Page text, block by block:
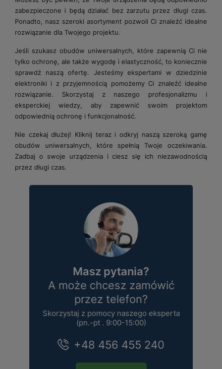
zabezpieczone i będą działać bez zarzutu przez długi czas.
Ponadto, nasz szeroki asortyment pozwoli Ci znaleźć idealne
rozwiązanie dla Twojego projektu.
Jeśli szukasz obudów uniwersalnych, które zapewnią Ci nie
tylko ochronę, ale także wygodę i elastyczność, to koniecznie
sprawdź naszą ofertę. Jesteśmy ekspertami w dziedzinie
elektroniki i z przyjemnością pomożemy Ci znaleźć idealne
rozwiązanie. Skorzystaj z naszego profesjonalizmu i
eksperckiej wiedzy, aby zapewnić swoim projektom
odpowiednią ochronę i funkcjonalność.
Nie czekaj dłużej! Kliknij teraz i odkryj naszą szeroką gamę
obudów uniwersalnych, które spełnią Twoje oczekiwania.
Zadbaj o swoje urządzenia i ciesz się ich niezawodnością
przez długi czas.
Masz pytania?
A może chcesz zamówić
przez telefon?
Skorzystaj z pomocy naszego eksperta
(pn.-pt . 9:00-15:00)
+48 456 455 240